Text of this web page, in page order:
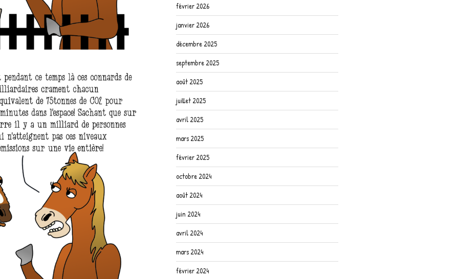
février 2026
janvier 2026
décembre 2025
septembre 2025
août 2025
juillet 2025
avril 2025
mars 2025
février 2025
octobre 2024
août 2024
juin 2024
avril 2024
mars 2024
février 2024